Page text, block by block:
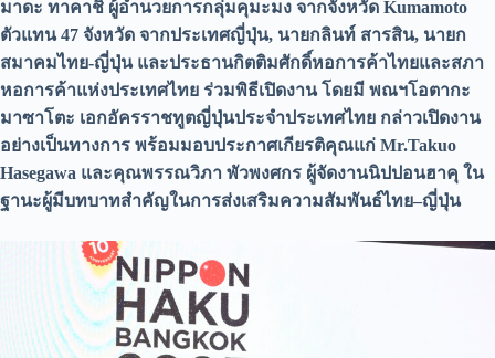
มาดะ ทาคาชิ ผู้อำนวยการกลุ่มคุมะมง จากจังหวัด Kumamoto
ตัวแทน 47 จังหวัด จากประเทศญี่ปุ่น, นายกลินท์ สารสิน, นายก
สมาคมไทย-ญี่ปุ่น และประธานกิตติมศักดิ์หอการค้าไทยและสภา
หอการค้าแห่งประเทศไทย ร่วมพิธีเปิดงาน โดยมี พณฯโอตากะ
มาซาโตะ เอกอัครราชทูตญี่ปุ่นประจำประเทศไทย กล่าวเปิดงาน
อย่างเป็นทางการ พร้อมมอบประกาศเกียรติคุณแก่ Mr.Takuo
Hasegawa และคุณพรรณวิภา พัวพงศกร ผู้จัดงานนิปปอนฮาคุ ใน
ฐานะผู้มีบทบาทสำคัญในการส่งเสริมความสัมพันธ์ไทย–ญี่ปุ่น